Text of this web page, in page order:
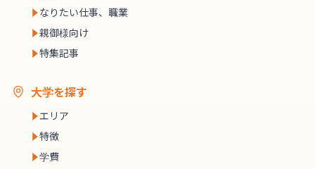
なりたい仕事、職業
親御様向け
特集記事
大学を探す
エリア
特徴
学費